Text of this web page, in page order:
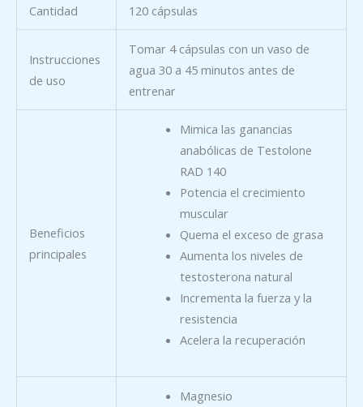
Cantidad 120 cápsulas
Instrucciones
de uso
Tomar 4 cápsulas con un vaso de
agua 30 a 45 minutos antes de
entrenar
Beneficios
principales
Mimica las ganancias
anabólicas de Testolone
RAD 140
Potencia el crecimiento
muscular
Quema el exceso de grasa
Aumenta los niveles de
testosterona natural
Incrementa la fuerza y la
resistencia
Acelera la recuperación
Magnesio